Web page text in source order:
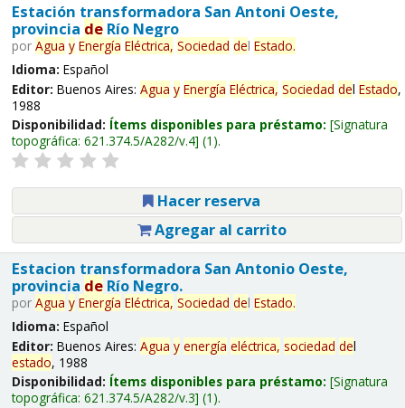
Estación transformadora San Antoni Oeste,
provincia deRío Negro
por Agua y Energía Eléctrica, Sociedad del Estado.
Idioma: Español
Editor: Buenos Aires: Agua y Energía Eléctrica, Sociedad del Estado,
1988
Disponibilidad: Ítems disponibles para préstamo: Signatura
topográfica: 621.374.5/A282/v.4 (1).
Hacer reserva
Agregar al carrito
Estacion transformadora San Antonio Oeste,
provincia deRío Negro.
por Agua y Energía Eléctrica, Sociedad del Estado.
Idioma: Español
Editor: Buenos Aires: Agua y energía eléctrica, sociedad del
estado, 1988
Disponibilidad: Ítems disponibles para préstamo: Signatura
topográfica: 621.374.5/A282/v.3 (1).